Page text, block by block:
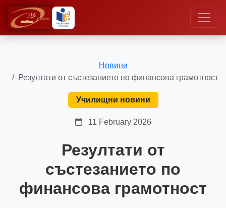
Новини
Резултати от състезанието по финансова грамотност
Училищни новини
11 February 2026
Резултати от
състезанието по
финансова грамотност